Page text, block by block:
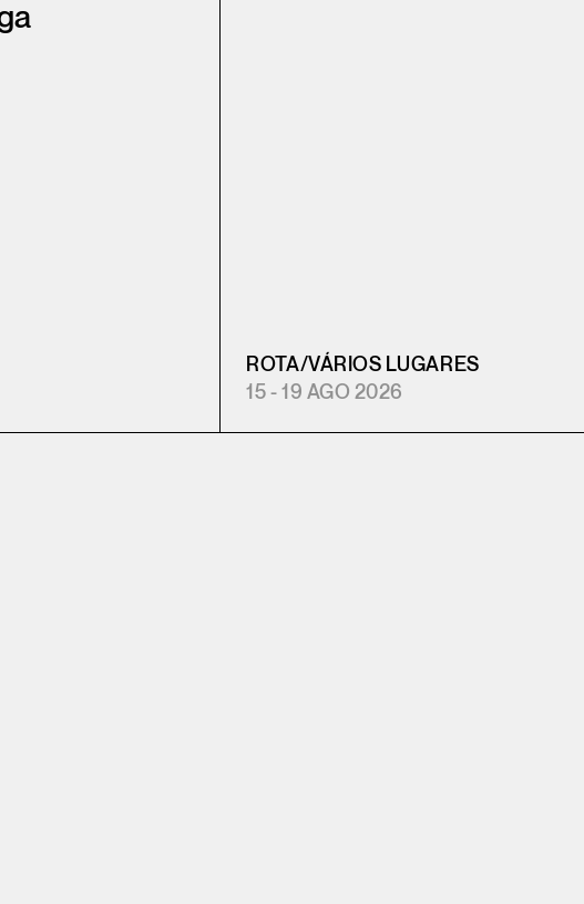
ROTA/VÁRIOS LUGARES
15 - 19 AGO 2026